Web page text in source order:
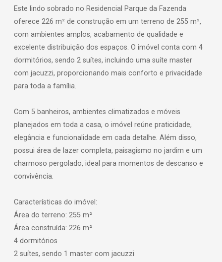
Este lindo sobrado no Residencial Parque da Fazenda
oferece 226 m² de construção em um terreno de 255 m²,
com ambientes amplos, acabamento de qualidade e
excelente distribuição dos espaços. O imóvel conta com 4
dormitórios, sendo 2 suítes, incluindo uma suíte master
com jacuzzi, proporcionando mais conforto e privacidade
para toda a família.
Com 5 banheiros, ambientes climatizados e móveis
planejados em toda a casa, o imóvel reúne praticidade,
elegância e funcionalidade em cada detalhe. Além disso,
possui área de lazer completa, paisagismo no jardim e um
charmoso pergolado, ideal para momentos de descanso e
convivência.
Características do imóvel:
Área do terreno: 255 m²
Área construída: 226 m²
4 dormitórios
2 suítes, sendo 1 master com jacuzzi